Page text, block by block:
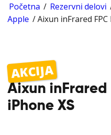
Početna / Rezervni delovi
Apple / Aixun inFrared
AKCIJA
Aixun inFrared
iPhone XS